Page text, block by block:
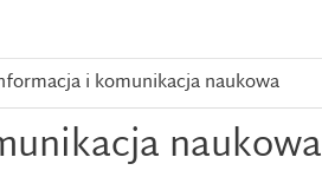
i komunikacja naukowa
naukowa